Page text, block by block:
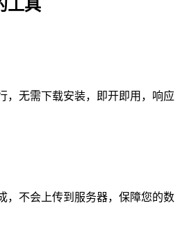
工具
，无需下载安装，即开即用，响应
，不会上传到服务器，保障您的数